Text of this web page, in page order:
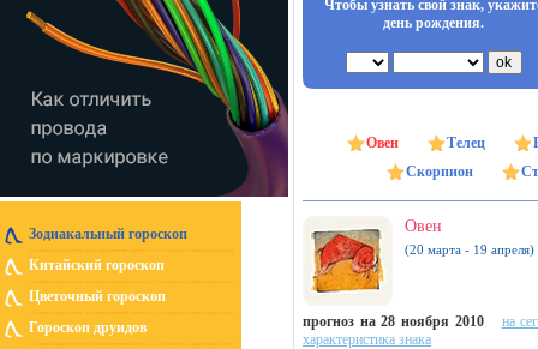
Зодиакальный гороскоп
Китайский гороскоп
Цветочный гороскоп
Гороскоп друидов
Чтобы узнать свой знак,
день рождения.
Овен Телец
Скорпион
Овен
(20 марта - 19 апреля)
прогноз на 28 ноября 2010
на
характеристика знака